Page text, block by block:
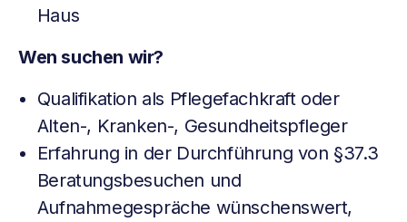
Haus
Wen suchen wir?
Qualifikation als Pflegefachkraft oder
Alten-, Kranken-, Gesundheitspfleger
Erfahrung in der Durchführung von §37.3
Beratungsbesuchen und
Aufnahmegespräche wünschenswert,